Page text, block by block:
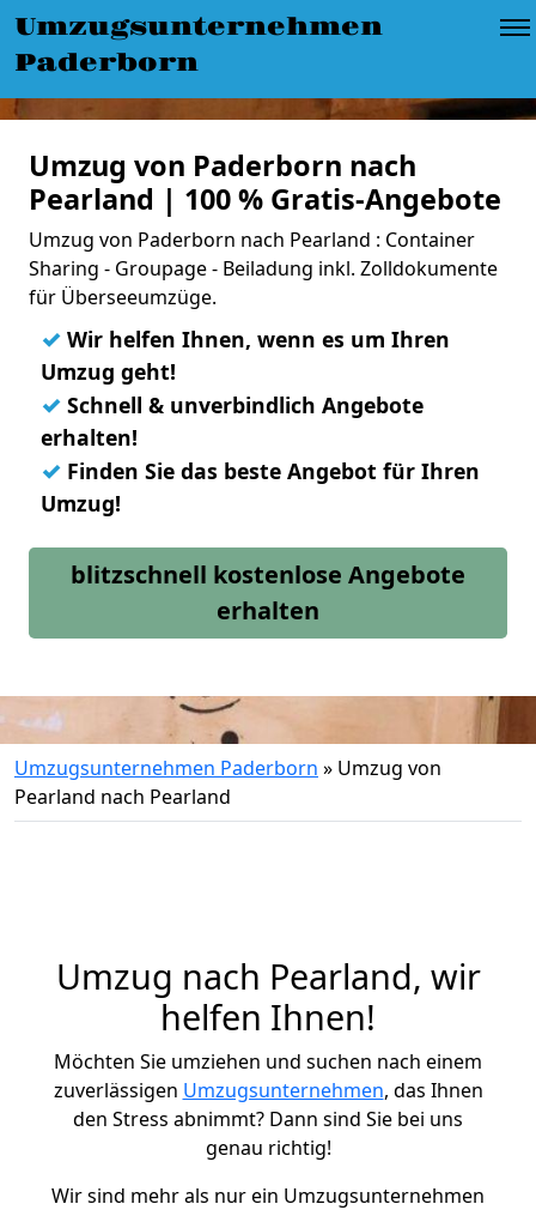
Umzugsunternehmen
Paderborn
Umzug von Paderborn nach
Pearland | 100 % Gratis-Angebote
Umzug von Paderborn nach Pearland : Container
Sharing - Groupage - Beiladung inkl. Zolldokumente
für Überseeumzüge.
✓ Wir helfen Ihnen, wenn es um Ihren
Umzug geht!
✓ Schnell & unverbindlich Angebote
erhalten!
✓ Finden Sie das beste Angebot für Ihren
Umzug!
blitzschnell kostenlose Angebote
erhalten
Umzugsunternehmen Paderborn » Umzug von
Pearland nach Pearland
Umzug nach Pearland, wir
helfen Ihnen!
Möchten Sie umziehen und suchen nach einem
zuverlässigen Umzugsunternehmen, das Ihnen
den Stress abnimmt? Dann sind Sie bei uns
genau richtig!
Wir sind mehr als nur ein Umzugsunternehmen